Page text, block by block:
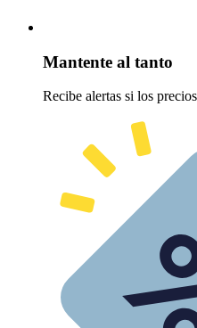
Mantente al tanto
Recibe alertas si los